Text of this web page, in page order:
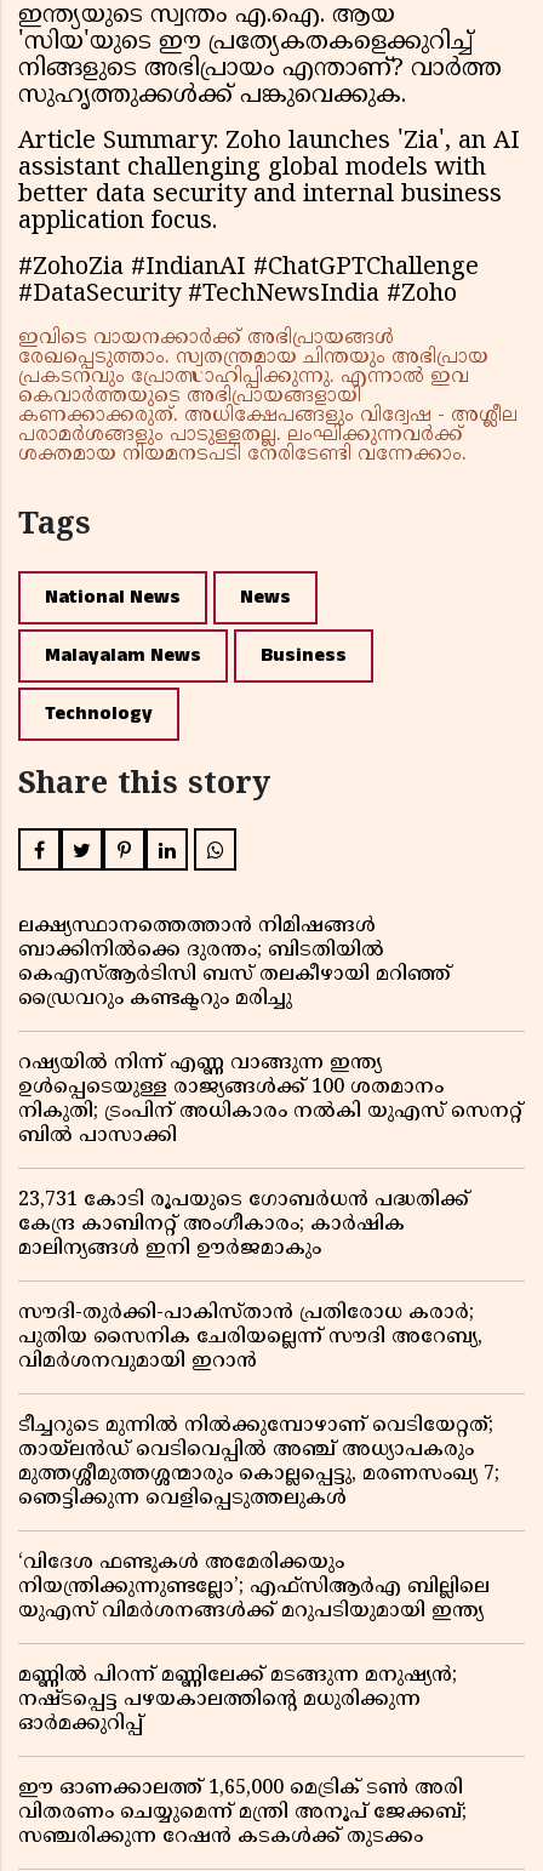
ഇന്ത്യയുടെ സ്വന്തം എ.ഐ. ആയ
'സിയ'യുടെ ഈ പ്രത്യേകതകളെക്കുറിച്ച്
നിങ്ങളുടെ അഭിപ്രായം എന്താണ്? വാർത്ത
സുഹൃത്തുക്കൾക്ക് പങ്കുവെക്കുക.
Article Summary: Zoho launches 'Zia', an AI
assistant challenging global models with
better data security and internal business
application focus.
#ZohoZia #IndianAI #ChatGPTChallenge
#DataSecurity #TechNewsIndia #Zoho
ഇവിടെ വായനക്കാർക്ക് അഭിപ്രായങ്ങൾ
രേഖപ്പെടുത്താം. സ്വതന്ത്രമായ ചിന്തയും അഭിപ്രായ
പ്രകടനവും പ്രോത്സാഹിപ്പിക്കുന്നു. എന്നാൽ ഇവ
കെവാർത്തയുടെ അഭിപ്രായങ്ങളായി
കണക്കാക്കരുത്. അധിക്ഷേപങ്ങളും വിദ്വേഷ - അശ്ലീല
പരാമർശങ്ങളും പാടുള്ളതല്ല. ലംഘിക്കുന്നവർക്ക്
ശക്തമായ നിയമനടപടി നേരിടേണ്ടി വന്നേക്കാം.
Tags
National News News
Malayalam News Business
Technology
Share this story
ലക്ഷ്യസ്ഥാനത്തെത്താൻ നിമിഷങ്ങൾ
ബാക്കിനിൽക്കെ ദുരന്തം; ബിടതിയിൽ
കെഎസ്ആർടിസി ബസ് തലകീഴായി മറിഞ്ഞ്
ഡ്രൈവറും കണ്ടക്ടറും മരിച്ചു
റഷ്യയിൽ നിന്ന് എണ്ണ വാങ്ങുന്ന ഇന്ത്യ
ഉൾപ്പെടെയുള്ള രാജ്യങ്ങൾക്ക് 100 ശതമാനം
നികുതി; ട്രംപിന് അധികാരം നൽകി യുഎസ് സെനറ്റ്
ബിൽ പാസാക്കി
23,731 കോടി രൂപയുടെ ഗോബർധൻ പദ്ധതിക്ക്
കേന്ദ്ര കാബിനറ്റ് അംഗീകാരം; കാർഷിക
മാലിന്യങ്ങൾ ഇനി ഊർജമാകും
സൗദി-തുർക്കി-പാകിസ്താൻ പ്രതിരോധ കരാർ;
പുതിയ സൈനിക ചേരിയല്ലെന്ന് സൗദി അറേബ്യ,
വിമർശനവുമായി ഇറാൻ
ടീച്ചറുടെ മുന്നിൽ നിൽക്കുമ്പോഴാണ് വെടിയേറ്റത്;
തായ്‌ലൻഡ് വെടിവെപ്പിൽ അഞ്ച് അധ്യാപകരും
മുത്തശ്ശീമുത്തശ്ശന്മാരും കൊല്ലപ്പെട്ടു, മരണസംഖ്യ 7;
ഞെട്ടിക്കുന്ന വെളിപ്പെടുത്തലുകൾ
‘വിദേശ ഫണ്ടുകൾ അമേരിക്കയും
നിയന്ത്രിക്കുന്നുണ്ടല്ലോ’; എഫ്സിആർഎ ബില്ലിലെ
യുഎസ് വിമർശനങ്ങൾക്ക് മറുപടിയുമായി ഇന്ത്യ
മണ്ണിൽ പിറന്ന് മണ്ണിലേക്ക് മടങ്ങുന്ന മനുഷ്യൻ;
നഷ്ടപ്പെട്ട പഴയകാലത്തിൻ്റെ മധുരിക്കുന്ന
ഓർമക്കുറിപ്പ്
ഈ ഓണക്കാലത്ത് 1,65,000 മെട്രിക് ടൺ അരി
വിതരണം ചെയ്യുമെന്ന് മന്ത്രി അനൂപ് ജേക്കബ്;
സഞ്ചരിക്കുന്ന റേഷൻ കടകൾക്ക് തുടക്കം